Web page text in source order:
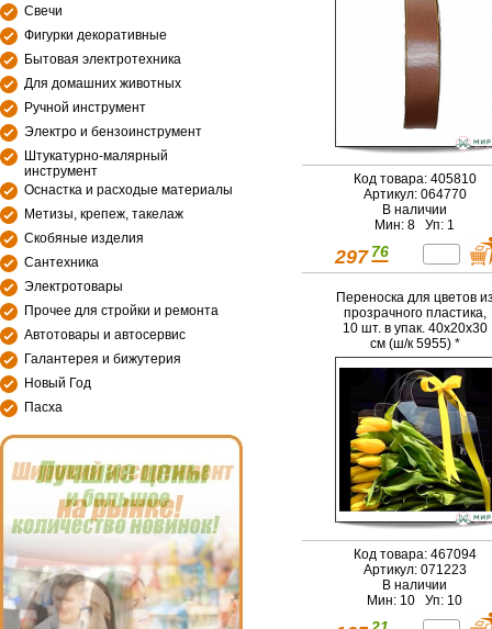
Свечи
Фигурки декоративные
Бытовая электротехника
Для домашних животных
Ручной инструмент
Электро и бензоинструмент
Штукатурно-малярный
инструмент
Оснастка и расходые материалы
Метизы, крепеж, такелаж
Скобяные изделия
Сантехника
Электротовары
Прочее для стройки и ремонта
Автотовары и автосервис
Галантерея и бижутерия
Новый Год
Пасха
Код товара: 405810
Артикул: 064770
В наличии
Мин: 8 Уп: 1
297 76
Переноска для цветов
прозрачного пластика,
10 шт. в упак. 40x20x30
см (ш/к 5955) *
Код товара: 467094
Артикул: 071223
В наличии
Мин: 10 Уп: 10